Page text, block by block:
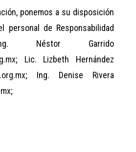
ponemos a su disposición
personal de Responsabilidad
Néstor Garrido
; Lic. Lizbeth Hernández
; Ing. Denise Rivera
;